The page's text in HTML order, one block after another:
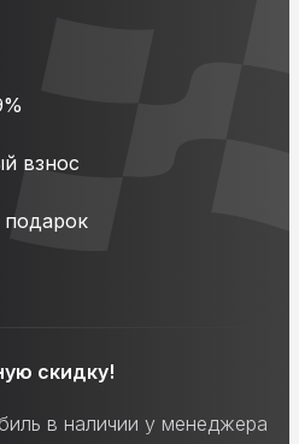
взнос
скидку!
в наличии у менеджера